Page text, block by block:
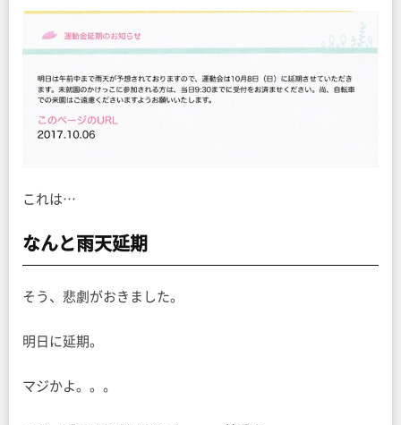
これは…
なんと雨天延期
そう、悲劇がおきました。
明日に延期。
マジかよ。。。